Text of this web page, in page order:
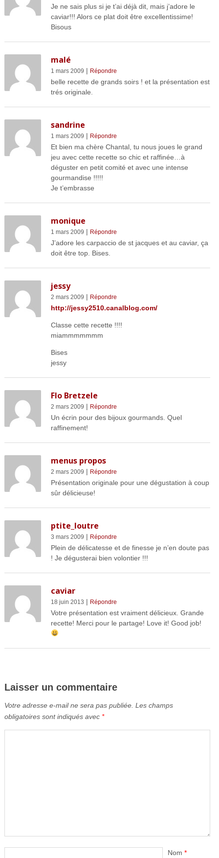
Je ne sais plus si je t’ai déjà dit, mais j’adore le
caviar!!! Alors ce plat doit être excellentissime!
Bisous
malé
1 mars 2009 | Répondre
belle recette de grands soirs ! et la présentation est
trés originale.
sandrine
1 mars 2009 | Répondre
Et bien ma chère Chantal, tu nous joues le grand
jeu avec cette recette so chic et raffinée…à
déguster en petit comité et avec une intense
gourmandise !!!!!
Je t’embrasse
monique
1 mars 2009 | Répondre
J’adore les carpaccio de st jacques et au caviar, ça
doit être top. Bises.
jessy
2 mars 2009 | Répondre
http://jessy2510.canalblog.com/
Classe cette recette !!!!
miammmmmmm
Bises
jessy
Flo Bretzele
2 mars 2009 | Répondre
Un écrin pour des bijoux gourmands. Quel
raffinement!
menus propos
2 mars 2009 | Répondre
Présentation originale pour une dégustation à coup
sûr délicieuse!
ptite_loutre
3 mars 2009 | Répondre
Plein de délicatesse et de finesse je n’en doute pas
! Je dégusterai bien volontier !!!
caviar
18 juin 2013 | Répondre
Votre présentation est vraiment délicieux. Grande
recette! Merci pour le partage! Love it! Good job!
Laisser un commentaire
Votre adresse e-mail ne sera pas publiée. Les champs
obligatoires sont indiqués avec *
Nom *